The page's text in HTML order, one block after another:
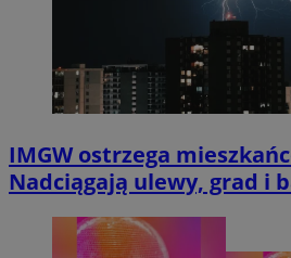
IMGW ostrzega
Nadciągają ulewy, grad i